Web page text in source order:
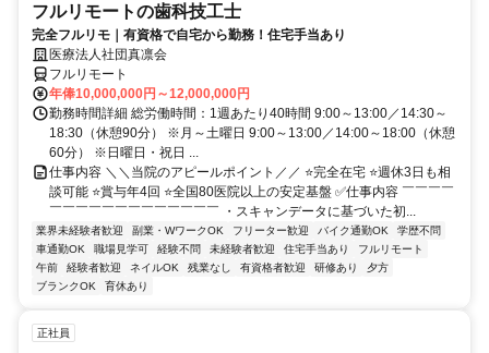
フルリモートの歯科技工士
完全フルリモ｜有資格で自宅から勤務！住宅手当あり
医療法人社団真凛会
フルリモート
年俸10,000,000円～12,000,000円
勤務時間詳細 総労働時間：1週あたり40時間 9:00～13:00／14:30～
18:30（休憩90分） ※月～土曜日 9:00～13:00／14:00～18:00（休憩
60分） ※日曜日・祝日 ...
仕事内容 ＼＼当院のアピールポイント／／ ⭐完全在宅 ⭐週休3日も相
談可能 ⭐賞与年4回 ⭐全国80医院以上の安定基盤 ✅仕事内容 ￣￣￣￣
￣￣￣￣￣￣￣￣￣￣￣￣￣ ・スキャンデータに基づいた初...
業界未経験者歓迎 副業・WワークOK フリーター歓迎 バイク通勤OK
学歴不問
車通勤OK
職場見学可 経験不問 未経験者歓迎 住宅手当あり
フルリモート
午前
経験者歓迎 ネイルOK 残業なし 有資格者歓迎 研修あり
夕方
ブランクOK
育休あり
正社員